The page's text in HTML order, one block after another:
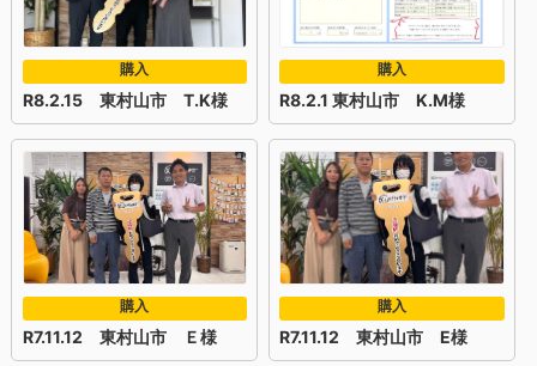
購入
R8.2.15 東村山市 T.K様
購入
R8.2.1 東村山市 K.M様
購入
R7.11.12 東村山市 Ｅ様
購入
R7.11.12 東村山市 E様